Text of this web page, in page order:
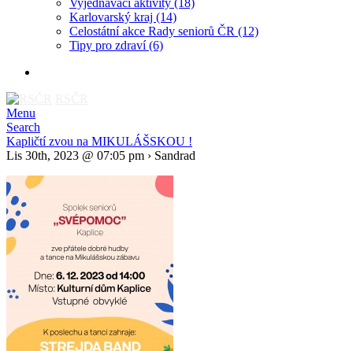
Vyjednávací aktivity (18)
Karlovarský kraj (14)
Celostátní akce Rady seniorů ČR (12)
Tipy pro zdraví(6)
Menu
Search
Kapličtí zvou na MIKULÁŠSKOU !
Lis 30th, 2023 @ 07:05 pm › Sandrad